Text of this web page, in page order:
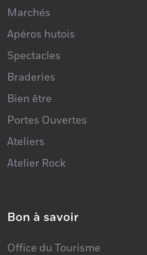
Marchés
Apéros hutois
Spectacles
Braderies
Bien être
Portes Ouvertes
Ateliers
Atelier Rock
Bon à savoir
Office du Tourisme